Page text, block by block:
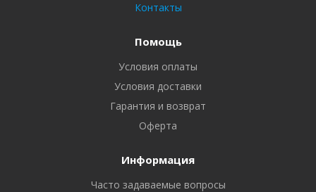
Контакты
Помощь
Условия оплаты
Условия доставки
Гарантия и возврат
Оферта
Информация
Часто задаваемые вопросы